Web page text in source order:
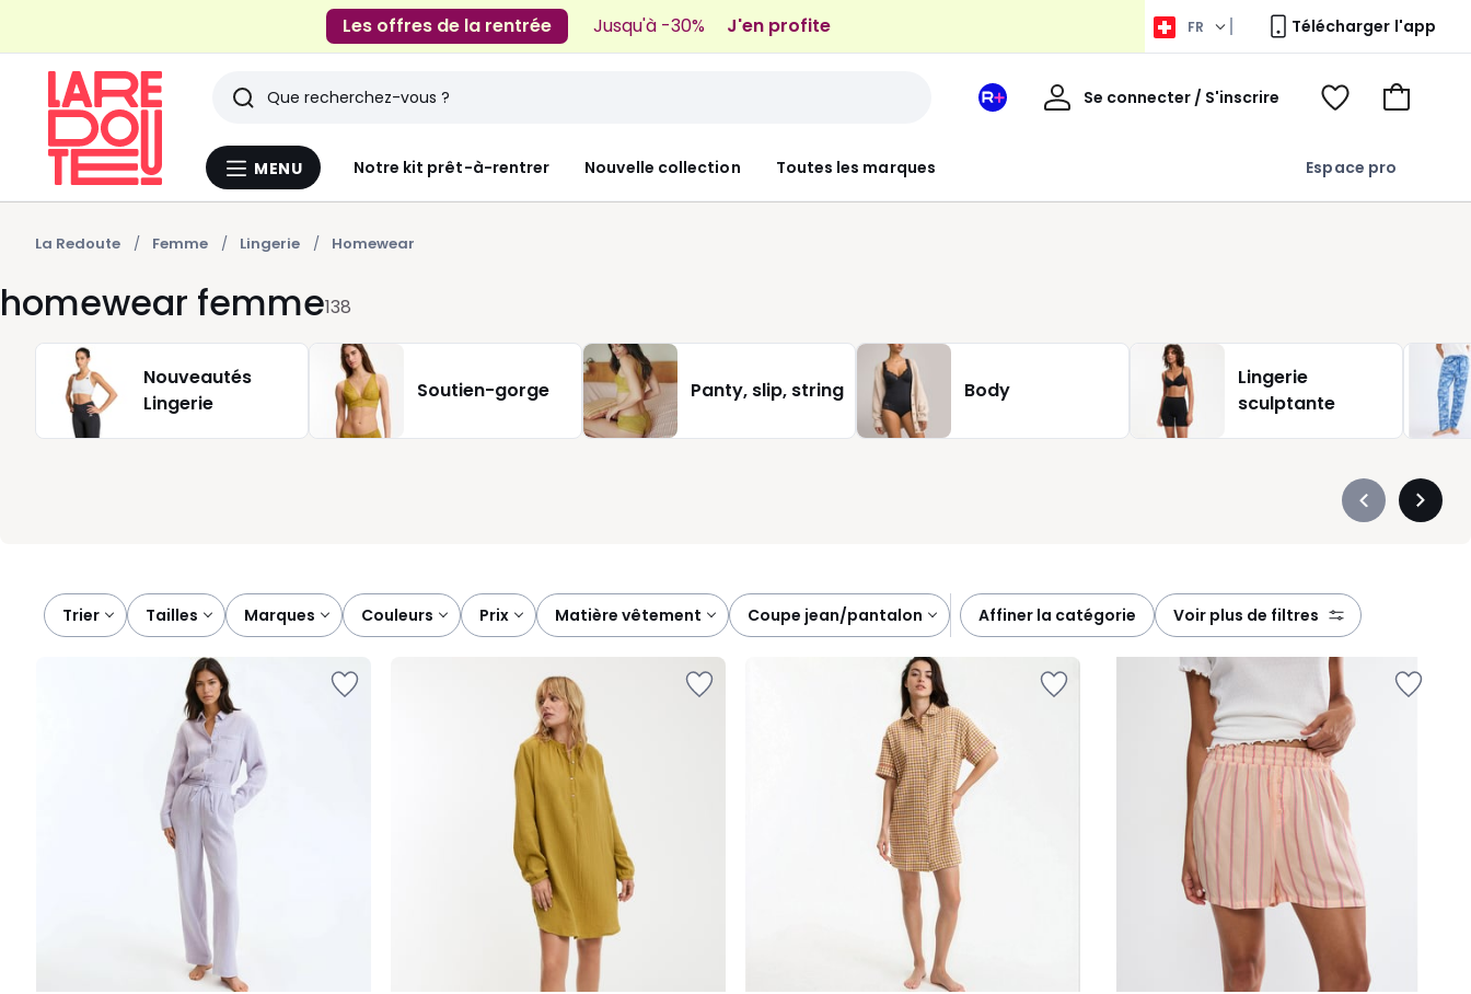
Les offres de la rentrée Jusqu'à -30% J'en profite FR Télécharger l'app
Menu
MENU Notre kit prêt-à-rentrer Nouvelle collection Toutes les marques Espace pro
Rechercher
Derniers
articles
vus
Votre
Se connecter / S'inscrire
Bienvenue
Voir
Aller
La Redoute Femme Lingerie Homewear
homewear femme138
Nouveautés
Lingerie
Soutien-gorge Panty, slip, string Body
Lingerie
sculptante
Précédent
Trier
tailles marques couleurs prix matière vêtement coupe jean/pantalon affiner la catégorie voir plus de filtres